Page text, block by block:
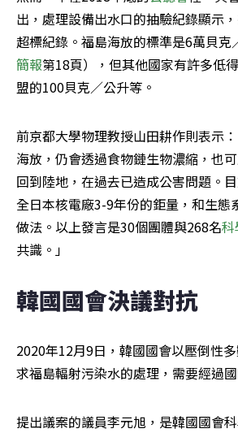
出，處理設備出水口的抽驗紀錄顯示
超標紀錄。福島海放的標準是6萬貝克
簡報第18頁），但其他國家有許多低
盟的100貝克／公升等。
前京都大學物理教授山田耕作則表示
海放，仍會透過食物鏈生物濃縮，也
回到陸地，在過去已造成公害問題。
全日本核電廠3-9年份的鉅量，和生態
做法。以上發言是30個團體與268名科
共識。」
韓國國會決議對抗
2020年12月9日，韓國國會以壓倒性
求福島輻射污染水的處理，需要經過
提出議案的議員李元旭，是韓國國會